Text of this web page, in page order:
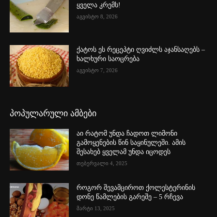
ყველა კრემს!
აგვისტო 8, 2026
ქატოს ეს რეცეპტი ღვიძლს აჯანსაღებს –
ხალხური საოცრება
აგვისტო 7, 2026
პოპულარული ამბები
აი რატომ უნდა ჩადოთ ლიმონი
გამოყენების წინ საყინულეში. ამის
შესახებ ყველამ უნდა იცოდეს
თებერვალი 4, 2025
როგორ შევამციროთ ქოლესტერინის
დონე წამლების გარეშე – 5 რჩევა
მარტი 13, 2025